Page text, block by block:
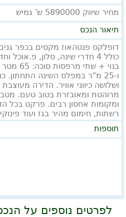
מחיר שיווק 5890000 ש' גמיש
תיאור הנכס
דופלקס פנטהאוז מקסים בכפר
בנוי +
ו-25 מ"ר במפלס השינה התחתון.
ושלושה כיווני אוויר. הדירה
מרוהטת ומאובזרת בטוב טעם.
ומקומות אחסון רבים. פרקט בכל
רשתות, חימום מהיר בגז ועוד
תוספות
לפרטים נוספים על